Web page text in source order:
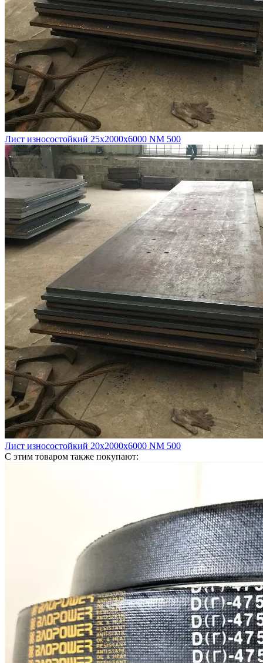
Лист износостойкий 25х2000х6000 NM 500
Лист износостойкий 20х2000х6000 NM 500
С этим товаром также покупают: